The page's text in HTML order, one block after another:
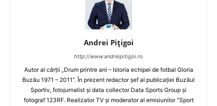
Andrei Pițigoi
http://www.andreipitigoi.ro
Autor al cărţii „Drum printre ani – Istoria echipei de fotbal Gloria
Buzău 1971 – 2011”. În prezent redactor şef al publicaţiei Buzăul
Sportiv, fotojurnalist şi data collector Data Sports Group şi
fotograf 123RF. Realizator TV şi moderator al emisiunilor "Sport